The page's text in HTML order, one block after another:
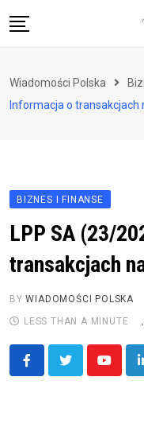
to
Zdrowie i styl życia
Wiadomości Polska
Informacja o transakcjach
BIZNES I FINANSE
LPP SA (23/
transakcjach
BYWIADOMOŚCI POLSKA
LESS THAN A MINUTE